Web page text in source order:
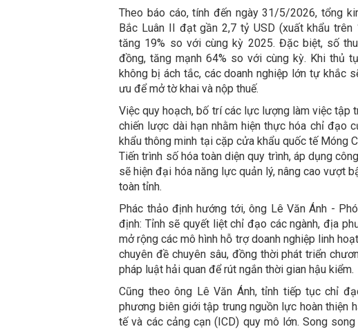
Theo báo cáo, tính đến ngày 31/5/2026, tổng
Bắc Luân II đạt gần 2,7 tỷ USD (xuất khẩu trên
tăng 19% so với cùng kỳ 2025. Đặc biệt, số
đồng, tăng mạnh 64% so với cùng kỳ. Khi thủ
không bị ách tắc, các doanh nghiệp lớn tự khắc
ưu để mở tờ khai và nộp thuế.
Việc quy hoạch, bố trí các lực lượng làm việc
chiến lược dài hạn nhằm hiện thực hóa chỉ đạo
khẩu thông minh tại cặp cửa khẩu quốc tế Móng
Tiến trình số hóa toàn diện quy trình, áp dụng
sẽ hiện đại hóa năng lực quản lý, nâng cao vượt
toàn tỉnh.
Phác thảo định hướng tới, ông Lê Văn Ánh -
định: Tỉnh sẽ quyết liệt chỉ đạo các ngành, địa
mở rộng các mô hình hỗ trợ doanh nghiệp linh
chuyên đề chuyên sâu, đồng thời phát triển
pháp luật hải quan để rút ngắn thời gian hậu kiểm.
Cũng theo ông Lê Văn Ánh, tỉnh tiếp tục chỉ
phương biên giới tập trung nguồn lực hoàn thiện
tế và các cảng cạn (ICD) quy mô lớn. Song